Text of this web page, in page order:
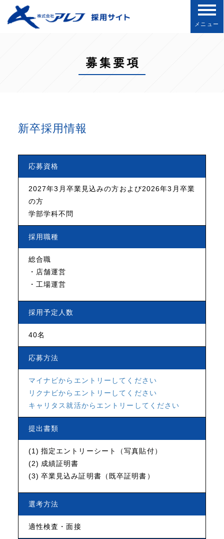
メニュー
新卒採用情報
応募資格
2027年3月卒業見込みの方および2026年3月卒業
の方
学部学科不問
採用職種
総合職
店舗運営
工場運営
採用予定人数
40名
応募方法
マイナビからエントリーしてください
リクナビからエントリーしてください
キャリタス就活からエントリーしてください
提出書類
指定エントリーシート（写真貼付）
成績証明書
卒業見込み証明書（既卒証明書）
選考方法
適性検査・面接